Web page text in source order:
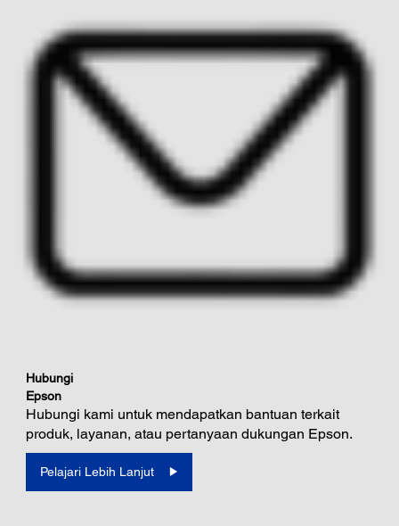
Hubungi
Epson
Hubungi kami untuk mendapatkan bantuan terkait
produk, layanan, atau pertanyaan dukungan Epson.
Pelajari Lebih Lanjut